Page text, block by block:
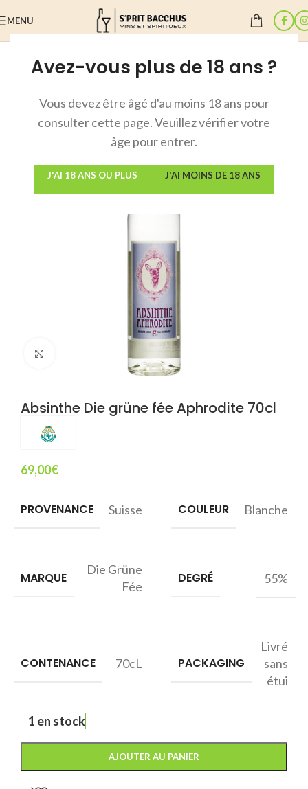
Avez-vous plus de 18 ans ?
Vous devez être âgé d'au moins 18 ans pour
consulter cette page. Veuillez vérifier votre
âge pour entrer.
J'AI 18 ANS OU PLUS J'AI MOINS DE 18 ANS
MENU
Accueil/Absinthes suisses
Absinthe Die grüne fée Aphrodite 70cl
69,00€
PROVENANCE Suisse COULEUR Blanche
MARQUE
Die Grüne
Fée
DEGRÉ 55%
CONTENANCE 70cL PACKAGING
Livré
sans
étui
1 en stock
AJOUTER AU PANIER